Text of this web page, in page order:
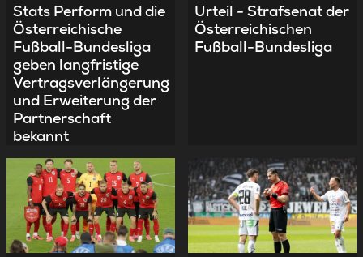
Stats Perform und die
Österreichische
Fußball-Bundesliga
geben langfristige
Vertragsverlängerung
und Erweiterung der
Partnerschaft
bekannt
Urteil - Strafsenat der
Österreichischen
Fußball-Bundesliga